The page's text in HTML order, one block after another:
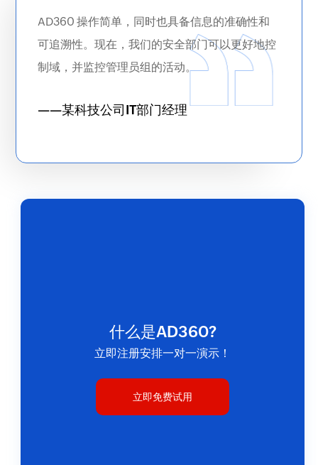
Active Directory 管理
等增强混合式AD管理，从而简化管理并确保安
管理和加强各种Microsoft 365服务，如Azure
AD、Exchange Online、Microsoft Teams、
SharePoint Online、OneDrive for Business、
Power BI等。
AD360 操作简单，同时也具备信息的准确性和
可追溯性。现在，我们的安全部门可以更好地控
制域，并监控管理员组的活动。
——某科技公司IT部门经理
什么是AD360?
立即注册安排一对一演示！
立即免费试用